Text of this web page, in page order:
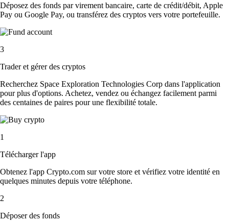
Déposez des fonds par virement bancaire, carte de crédit/débit, Apple
Pay ou Google Pay, ou transférez des cryptos vers votre portefeuille.
3
Trader et gérer des cryptos
Recherchez Space Exploration Technologies Corp dans l'application
pour plus d'options. Achetez, vendez ou échangez facilement parmi
des centaines de paires pour une flexibilité totale.
1
Télécharger l'app
Obtenez l'app Crypto.com sur votre store et vérifiez votre identité en
quelques minutes depuis votre téléphone.
2
Déposer des fonds